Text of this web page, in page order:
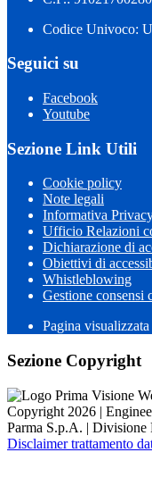
Codice Univoco:
Seguici su
Facebook
Youtube
Sezione Link Utili
Cookie policy
Note legali
Informativa
Ufficio Relazioni
Dichiarazione di
Obiettivi di
Whistleblowing
Gestione consensi
Pagina
Sezione Copyright
Copyright 2026 |
Parma S.p.A. |
Disclaimer trattamento